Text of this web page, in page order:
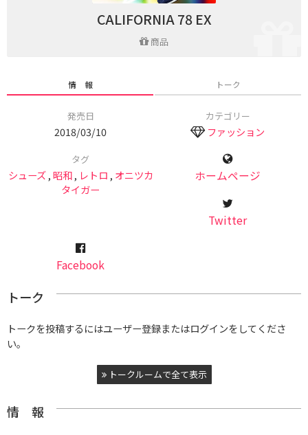
CALIFORNIA 78 EX
商品
情 報 トーク
発売日
2018/03/10
カテゴリー
ファッション
タグ
シューズ,昭和, レトロ , オニツカ
タイガー
ホームページ
Twitter
Facebook
トーク
トークを投稿するにはユーザー登録またはログインをしてくださ
い。
トークルームで全て表示
情 報